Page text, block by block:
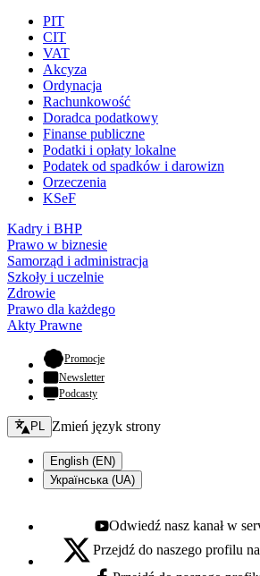
PIT
CIT
VAT
Akcyza
Ordynacja
Rachunkowość
Doradca podatkowy
Finanse publiczne
Podatki i opłaty lokalne
Podatek od spadków i darowizn
Orzeczenia
KSeF
Kadry i BHP
Prawo w biznesie
Samorząd i administracja
Szkoły i uczelnie
Zdrowie
Prawo dla każdego
Akty Prawne
Promocje- otwiera się w nowej karcie
Newsletter
Podcasty
Zmień język - bieżący:
PL Zmień język strony
English (EN)
Українська (UA)
Youtube - otwiera się w nowej karcie
Odwiedź nasz kanał w
X - otwiera się w nowej karcie
Przejdź do naszego profilu